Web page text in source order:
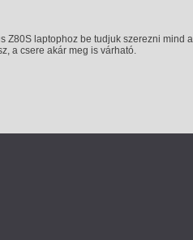
Z80S laptophoz be tudjuk szerezni mind a
a csere akár meg is várható.